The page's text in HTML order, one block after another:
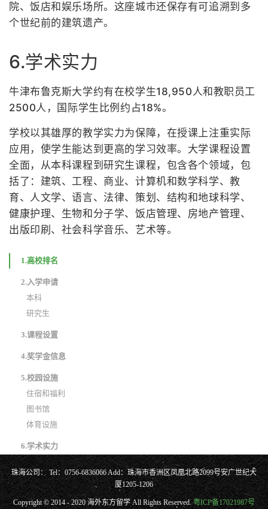
院、饭店和娱乐场所。这座城市还保存有可追溯到多
个世纪前的建筑遗产。
6.学术实力
牛津布鲁克斯大学约有在校学生18,950人和教职员工
2500人，国际学生比例约占18%。
学校以其雄厚的教学实力为保障，在授课上注重实际
应用，使学生能达到更高的学习效率。大学课程设置
全面，从本科课程到研究生课程，包含各个领域，包
括了：建筑、工程、商业、计算机和数学科学、教
育、人文学、语言、法律、策划、结构和地球科学、
健康护理、生物和分子学、饭店管理、房地产管理、
出版印刷、社会科学音乐、艺术等。
1.高校排名
2.入学申请
本科
研究生
3.课程设置
4.奖学金信息
5.校园设施
住宿和福利
图书馆
体育设施
6.学术实力
珠海公司： Tel：0756-6836066 Add：珠海市香洲区凤凰北路2099号安广世纪大
厦1205-1206
Copyright © 2014 - 2020 海外东方留学 All Rights Reserved.粤ICP备17021987号